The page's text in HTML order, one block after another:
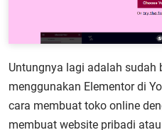
Untungnya lagi adalah sudah
menggunakan Elementor di
cara membuat toko online
membuat website pribadi